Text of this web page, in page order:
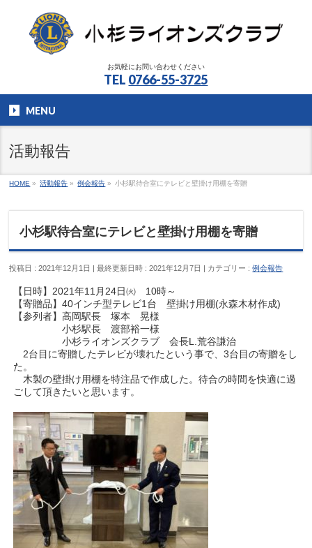
お気軽にお問い合わせください
TEL 0766-55-3725
MENU
活動報告
HOME » 活動報告 » 例会報告 » 小杉駅待合室にテレビと壁掛け用棚を寄贈
小杉駅待合室にテレビと壁掛け用棚を寄贈
投稿日 : 2021年12月1日 最終更新日時 : 2021年12月7日 カテゴリー :例会報告
【日時】2021年11月24日㈫ 10時～
【寄贈品】40インチ型テレビ1台 壁掛け用棚(永森木材作成)
【参列者】高岡駅長 塚本 晃様
小杉駅長 渡部裕一様
小杉ライオンズクラブ 会長L.荒谷謙治
2台目に寄贈したテレビが壊れたという事で、3台目の寄贈をし
た。
木製の壁掛け用棚を特注品で作成した。待合の時間を快適に過
ごして頂きたいと思います。